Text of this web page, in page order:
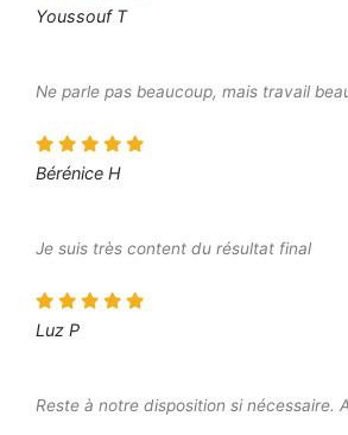
Youssouf T
Ne parle pas beaucoup, mais travail
Bérénice H
Je suis très content du résultat final
Luz P
Reste à notre disposition si nécessaire.